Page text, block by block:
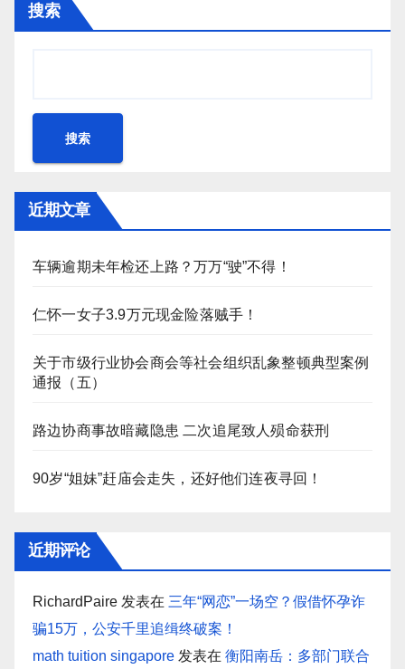
页
搜索
搜索
近期文章
车辆逾期未年检还上路？万万“驶”不得！
仁怀一女子3.9万元现金险落贼手！
关于市级行业协会商会等社会组织乱象整顿典型案例
通报（五）
路边协商事故暗藏隐患 二次追尾致人殒命获刑
90岁“姐妹”赶庙会走失，还好他们连夜寻回！
近期评论
RichardPaire 发表在 三年“网恋”一场空？假借怀孕诈
骗15万，公安千里追缉终破案！
math tuition singapore 发表在 衡阳南岳：多部门联合